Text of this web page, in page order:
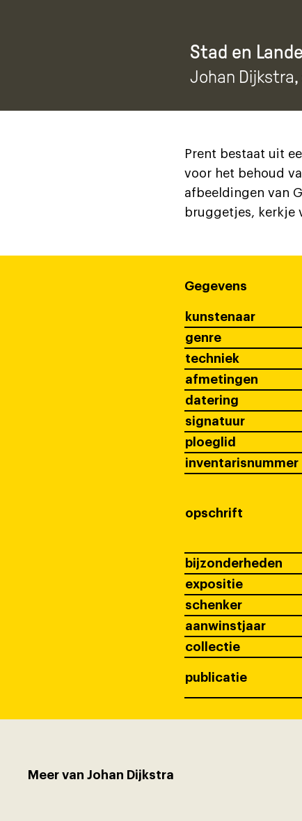
Stad en Lande
Johan Dijkstra
Prent bestaat uit
voor het behoud
afbeeldingen van
bruggetjes, kerkje
Gegevens
kunstenaar
genre
techniek
afmetingen
datering
signatuur
ploeglid
inventarisnummer
opschrift
bijzonderheden
expositie
schenker
aanwinstjaar
collectie
publicatie
Meer van Johan Dijkstra